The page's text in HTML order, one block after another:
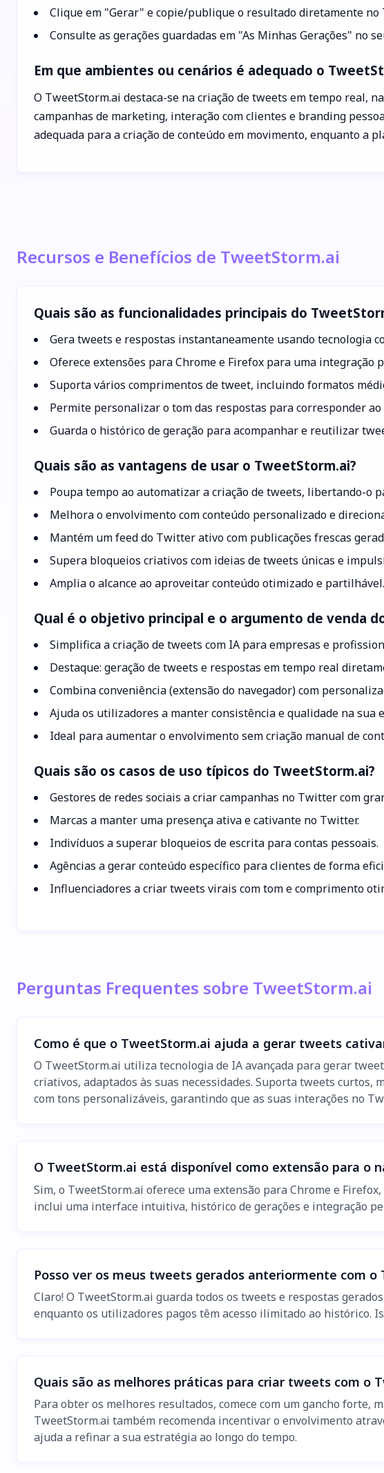
Clique em "Gerar" e copie/publique o resultado diretamente no
Consulte as gerações guardadas em "As Minhas Gerações" no
Em que ambientes ou cenários é adequado o
O TweetStorm.ai destaca-se na criação de tweets em tempo real,
campanhas de marketing, interação com clientes e branding
adequada para a criação de conteúdo em movimento, enquanto a
Recursos e Benefícios de TweetStorm.ai
Quais são as funcionalidades principais do
Gera tweets e respostas instantaneamente usando tecnologia
Oferece extensões para Chrome e Firefox para uma integração
Suporta vários comprimentos de tweet, incluindo formatos
Permite personalizar o tom das respostas para corresponder
Guarda o histórico de geração para acompanhar e reutilizar
Quais são as vantagens de usar o TweetStorm.ai?
Poupa tempo ao automatizar a criação de tweets, libertando-o
Melhora o envolvimento com conteúdo personalizado e
Mantém um feed do Twitter ativo com publicações frescas
Supera bloqueios criativos com ideias de tweets únicas e
Amplia o alcance ao aproveitar conteúdo otimizado e partilhável.
Qual é o objetivo principal e o argumento de venda
Simplifica a criação de tweets com IA para empresas e
Destaque: geração de tweets e respostas em tempo real
Combina conveniência (extensão do navegador) com
Ajuda os utilizadores a manter consistência e qualidade na sua
Ideal para aumentar o envolvimento sem criação manual de
Quais são os casos de uso típicos do TweetStorm.ai?
Gestores de redes sociais a criar campanhas no Twitter com
Marcas a manter uma presença ativa e cativante no Twitter.
Indivíduos a superar bloqueios de escrita para contas pessoais.
Agências a gerar conteúdo específico para clientes de forma
Influenciadores a criar tweets virais com tom e comprimento
Perguntas Frequentes sobre TweetStorm.ai
Como é que o TweetStorm.ai ajuda a gerar tweets
O TweetStorm.ai utiliza tecnologia de IA avançada para gerar
criativos, adaptados às suas necessidades. Suporta tweets
com tons personalizáveis, garantindo que as suas interações no
O TweetStorm.ai está disponível como extensão para o
Sim, o TweetStorm.ai oferece uma extensão para Chrome e
inclui uma interface intuitiva, histórico de gerações e integração
Posso ver os meus tweets gerados anteriormente com o
Claro! O TweetStorm.ai guarda todos os tweets e respostas
enquanto os utilizadores pagos têm acesso ilimitado ao histórico.
Quais são as melhores práticas para criar tweets com o
Para obter os melhores resultados, comece com um gancho forte,
TweetStorm.ai também recomenda incentivar o envolvimento
ajuda a refinar a sua estratégia ao longo do tempo.